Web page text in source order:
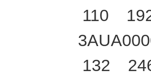
110
132